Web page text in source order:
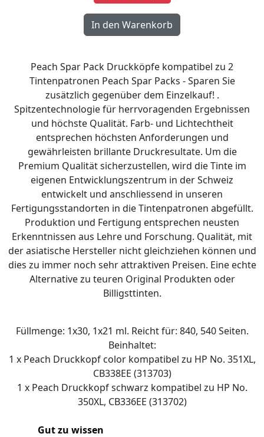
Peach Spar Pack Druckköpfe kompatibel zu 2
Tintenpatronen Peach Spar Packs - Sparen Sie
zusätzlich gegenüber dem Einzelkauf! .
Spitzentechnologie für herrvoragenden Ergebnissen
und höchste Qualität. Farb- und Lichtechtheit
entsprechen höchsten Anforderungen und
gewährleisten brillante Druckresultate. Um die
Premium Qualität sicherzustellen, wird die Tinte im
eigenen Entwicklungszentrum in der Schweiz
entwickelt und anschliessend in unseren
Fertigungsstandorten in die Tintenpatronen abgefüllt.
Produktion und Fertigung entsprechen neusten
Erkenntnissen aus Lehre und Forschung. Qualität, mit
der asiatische Hersteller nicht gleichziehen können und
dies zu immer noch sehr attraktiven Preisen. Eine echte
Alternative zu teuren Original Produkten oder
Billigsttinten.
Füllmenge: 1x30, 1x21 ml. Reicht für: 840, 540 Seiten.
Beinhaltet:
1 x Peach Druckkopf color kompatibel zu HP No. 351XL,
CB338EE (313703)
1 x Peach Druckkopf schwarz kompatibel zu HP No.
350XL, CB336EE (313702)
Gut zu wissen